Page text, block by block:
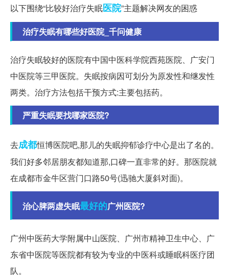
以下围绕“比较好治疗失眠医院”主题解决网友的困惑
治疗失眠有哪些好医院_千问健康
治疗失眠较好的医院有中国中医科学院西苑医院、广安门
中医院等三甲医院。失眠按病因可划分为原发性和继发性
两类。治疗方法包括干预方式:主要包括药。
严重失眠要找哪家医院?
去成都恒博医院吧,那儿的失眠抑郁诊疗中心是出了名的。
我们好多邻居朋友都知道那,口碑一直非常的好。那医院就
在成都市金牛区营门口路50号(迅驰大厦斜对面)。
治心脾两虚失眠最好的广州医院?
广州中医药大学附属中山医院、广州市精神卫生中心、广
东省中医院等医院都有较为专业的中医科或睡眠科医疗团
队。